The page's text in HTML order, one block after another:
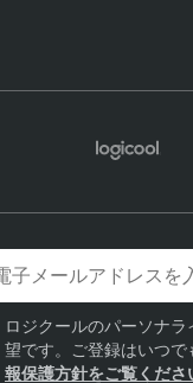
ロジクールのパーソナ
望です。ご登録はいつ
報保護方針をご覧くださ